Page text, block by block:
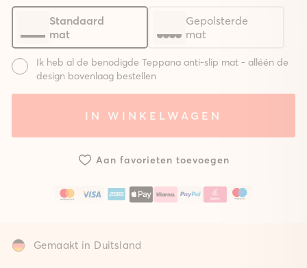
Standaard
mat
Gepolsterde
mat
Ik heb al de benodigde Teppana anti-slip mat - alléén de
design bovenlaag bestellen
gepolsterde
mat
IN WINKELWAGEN
Aan favorieten toevoegen
Gemaakt in Duitsland